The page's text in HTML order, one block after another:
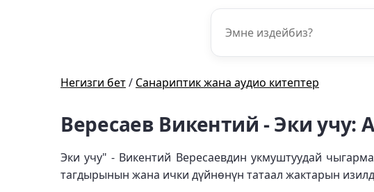
Негизги бет/ Санариптик жана аудио китептер
Вересаев Викентий - Эки учу:
Эки учу" - Викентий Вересаевдин укмуштуудай
тагдырынын жана ички дүйнөнүн татаал жактарын